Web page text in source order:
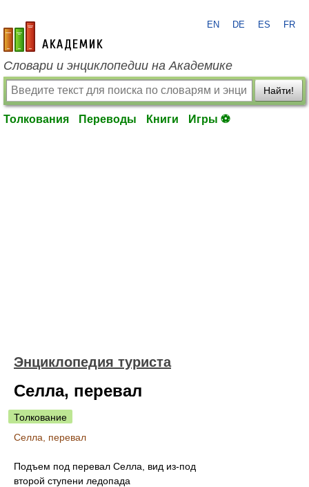
academic.ru
EN DE ES FR
Словари и энциклопедии на Академике
Найти!
Толкования Переводы Книги Игры ⚽
Энциклопедия туриста
Селла, перевал
Толкование
Селла, перевал
Подъем под перевал Селла, вид из-под
второй ступени ледопада